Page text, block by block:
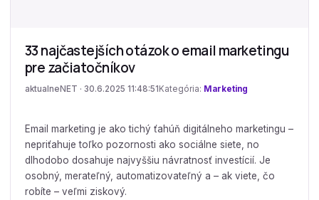
33 najčastejších otázok o email marketingu
pre začiatočníkov
aktualneNET · 30.6.2025 11:48:51 Kategória: Marketing
Email marketing je ako tichý ťahúň digitálneho marketingu –
nepriťahuje toľko pozornosti ako sociálne siete, no
dlhodobo dosahuje najvyššiu návratnosť investícií. Je
osobný, merateľný, automatizovateľný a – ak viete, čo
robíte – veľmi ziskový.